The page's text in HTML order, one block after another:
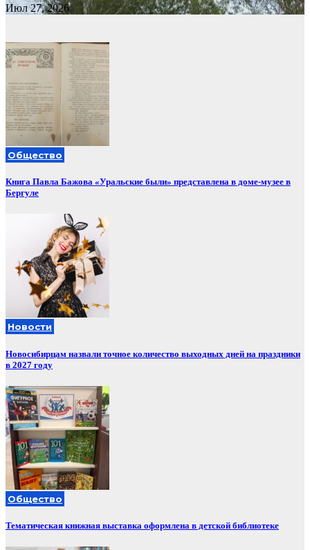
Июл 27, 2026
Общество
Книга Павла Бажова «Уральские были» представлена в доме-музее в
Бергуле
Новости
Новосибирцам назвали точное количество выходных дней на праздники
в 2027 году
Общество
Тематическая книжная выставка оформлена в детской библиотеке